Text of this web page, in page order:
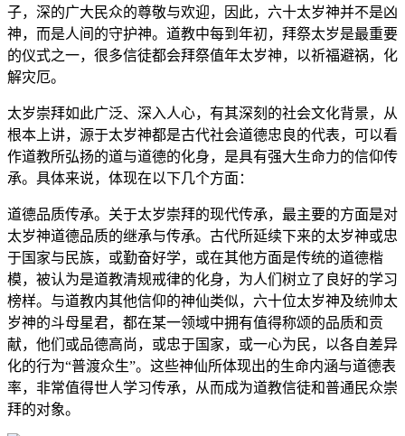
子，深的广大民众的尊敬与欢迎，因此，六十太岁神并不是凶
神，而是人间的守护神。道教中每到年初，拜祭太岁是最重要
的仪式之一，很多信徒都会拜祭值年太岁神，以祈福避祸，化
解灾厄。
太岁崇拜如此广泛、深入人心，有其深刻的社会文化背景，从
根本上讲，源于太岁神都是古代社会道德忠良的代表，可以看
作道教所弘扬的道与道德的化身，是具有强大生命力的信仰传
承。具体来说，体现在以下几个方面：
道德品质传承。关于太岁崇拜的现代传承，最主要的方面是对
太岁神道德品质的继承与传承。古代所延续下来的太岁神或忠
于国家与民族，或勤奋好学，或在其他方面是传统的道德楷
模，被认为是道教清规戒律的化身，为人们树立了良好的学习
榜样。与道教内其他信仰的神仙类似，六十位太岁神及统帅太
岁神的斗母星君，都在某一领域中拥有值得称颂的品质和贡
献，他们或品德高尚，或忠于国家，或一心为民，以各自差异
化的行为“普渡众生”。这些神仙所体现出的生命内涵与道德表
率，非常值得世人学习传承，从而成为道教信徒和普通民众崇
拜的对象。